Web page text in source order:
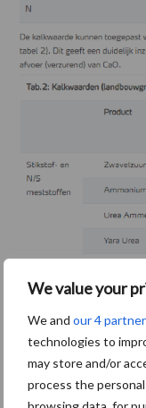
We value your
We and our 4
technologies to
may store and/or
process the